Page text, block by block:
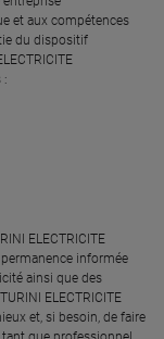
et aux compétences
du dispositif
ELECTRICITE
permanence informée
ainsi que des
ELECTRICITE
et, si besoin, de faire